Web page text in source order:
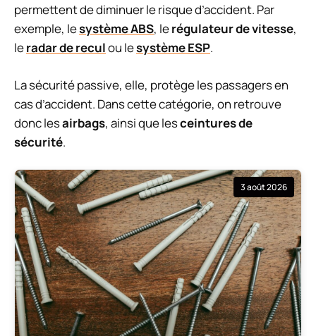
permettent de diminuer le risque d’accident. Par
exemple, lesystème ABS, lerégulateur de vitesse,
leradar de reculou lesystème ESP.
La sécurité passive, elle, protège les passagers en
cas d’accident. Dans cette catégorie, on retrouve
donc lesairbags, ainsi que lesceintures de
sécurité.
3 août 2026